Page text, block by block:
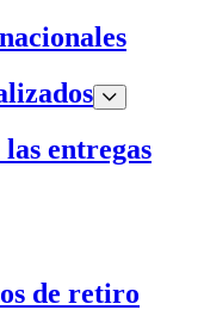
entregas
de retiro